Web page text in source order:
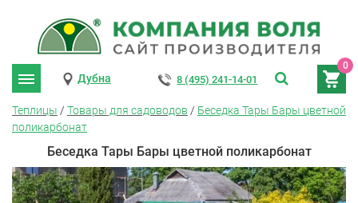
0
Дубна 8 (495) 241-14-01
Теплицы / Товары для садоводов / Беседка Тары Бары цветной
поликарбонат
Беседка Тары Бары цветной поликарбонат